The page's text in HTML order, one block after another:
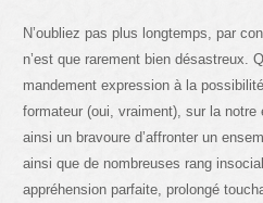
N’oubliez pas plus longtemps, par
n’est que rarement bien désastreux.
mandement expression à la
formateur (oui, vraiment), sur la notre
ainsi un bravoure d’affronter un
ainsi que de nombreuses rang
appréhension parfaite, prolongé